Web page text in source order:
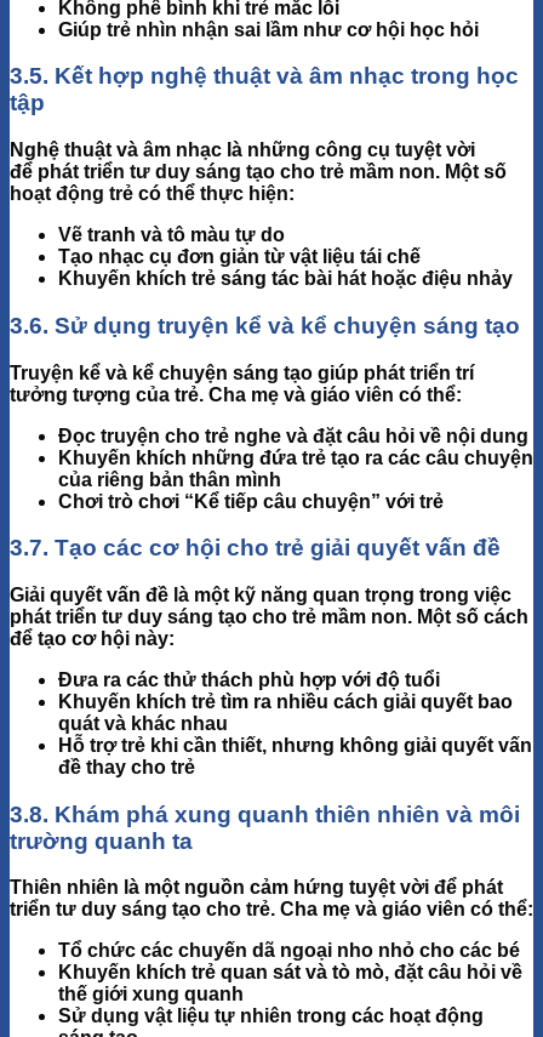
Không phê bình khi trẻ mắc lỗi
Giúp trẻ nhìn nhận sai lầm như cơ hội học hỏi
3.5. Kết hợp nghệ thuật và âm nhạc trong học
tập
Nghệ thuật và âm nhạc là những công cụ tuyệt vời
để phát triển tư duy sáng tạo cho trẻ mầm non. Một số
hoạt động trẻ có thể thực hiện:
Vẽ tranh và tô màu tự do
Tạo nhạc cụ đơn giản từ vật liệu tái chế
Khuyến khích trẻ sáng tác bài hát hoặc điệu nhảy
3.6. Sử dụng truyện kể và kể chuyện sáng tạo
Truyện kể và kể chuyện sáng tạo giúp phát triển trí
tưởng tượng của trẻ. Cha mẹ và giáo viên có thể:
Đọc truyện cho trẻ nghe và đặt câu hỏi về nội dung
Khuyến khích những đứa trẻ tạo ra các câu chuyện
của riêng bản thân mình
Chơi trò chơi “Kể tiếp câu chuyện” với trẻ
3.7. Tạo các cơ hội cho trẻ giải quyết vấn đề
Giải quyết vấn đề là một kỹ năng quan trọng trong việc
phát triển tư duy sáng tạo cho trẻ mầm non. Một số cách
để tạo cơ hội này:
Đưa ra các thử thách phù hợp với độ tuổi
Khuyến khích trẻ tìm ra nhiều cách giải quyết bao
quát và khác nhau
Hỗ trợ trẻ khi cần thiết, nhưng không giải quyết vấn
đề thay cho trẻ
3.8. Khám phá xung quanh thiên nhiên và môi
trường quanh ta
Thiên nhiên là một nguồn cảm hứng tuyệt vời để phát
triển tư duy sáng tạo cho trẻ. Cha mẹ và giáo viên có thể:
Tổ chức các chuyến dã ngoại nho nhỏ cho các bé
Khuyến khích trẻ quan sát và tò mò, đặt câu hỏi về
thế giới xung quanh
Sử dụng vật liệu tự nhiên trong các hoạt động